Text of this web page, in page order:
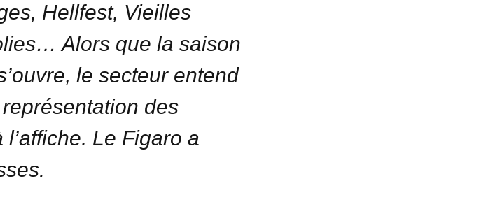
Hellfest, Vieilles
Alors que la saison
le secteur entend
des
Le Figaro a